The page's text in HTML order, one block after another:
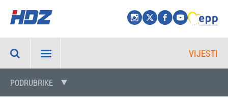
VIJESTI
PODRUBRIKE